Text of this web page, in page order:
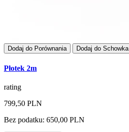
Dodaj do Porównania Dodaj do Schowka
Płotek 2m
rating
799,50 PLN
Bez podatku: 650,00 PLN